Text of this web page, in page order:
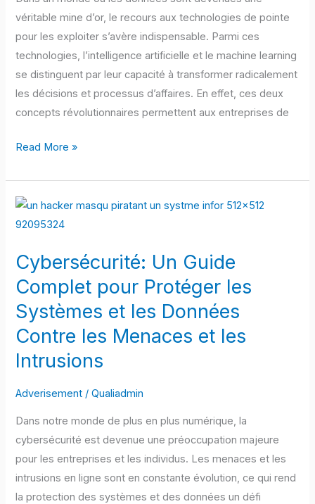
véritable mine d’or, le recours aux technologies de pointe
pour les exploiter s’avère indispensable. Parmi ces
technologies, l’intelligence artificielle et le machine learning
se distinguent par leur capacité à transformer radicalement
les décisions et processus d’affaires. En effet, ces deux
concepts révolutionnaires permettent aux entreprises de
Artificielle
Machine
Learning
Read More »
Cybersécurité: Un Guide
Complet pour Protéger les
Systèmes et les Données
Contre les Menaces et les
Intrusions
Adverisement /Qualiadmin
Dans notre monde de plus en plus numérique, la
cybersécurité est devenue une préoccupation majeure
pour les entreprises et les individus. Les menaces et les
intrusions en ligne sont en constante évolution, ce qui rend
la protection des systèmes et des données un défi
Cybersécurité:
Un
Complet
pour
les
Systèmes
et
Données
Contre
les
Menaces
et
les